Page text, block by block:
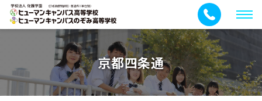
メ
ニ
ュ
ー
京都四条通